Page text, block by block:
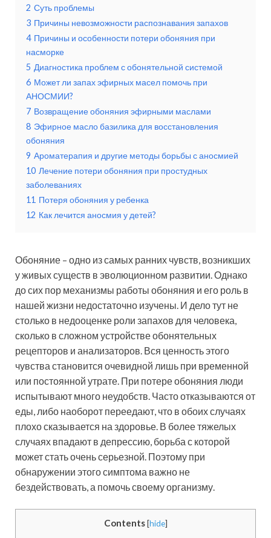
2 Суть проблемы
3 Причины невозможности распознавания запахов
4 Причины и особенности потери обоняния при
насморке
5 Диагностика проблем с обонятельной системой
6 Может ли запах эфирных масел помочь при
АНОСМИИ?
7 Возвращение обоняния эфирными маслами
8 Эфирное масло базилика для восстановления
обоняния
9 Ароматерапия и другие методы борьбы с аносмией
10 Лечение потери обоняния при простудных
заболеваниях
11 Потеря обоняния у ребенка
12 Как лечится аносмия у детей?
Обоняние – одно из самых ранних чувств, возникших
у живых существ в эволюционном развитии. Однако
до сих пор механизмы работы обоняния и его роль в
нашей жизни недостаточно изучены. И дело тут не
столько в недооценке роли запахов для человека,
сколько в сложном устройстве обонятельных
рецепторов и анализаторов. Вся ценность этого
чувства становится очевидной лишь при временной
или постоянной утрате. При потере обоняния люди
испытывают много неудобств. Часто отказываются от
еды, либо наоборот переедают, что в обоих случаях
плохо сказывается на здоровье. В более тяжелых
случаях впадают в депрессию, борьба с которой
может стать очень серьезной. Поэтому при
обнаружении этого симптома важно не
бездействовать, а помочь своему организму.
Contents [hide]